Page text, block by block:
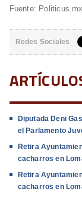
Fuente: Politicus.mx
Redes Sociales
Diputada Deni
el Parlamento
Retira
cacharros en
Retira
cacharros en